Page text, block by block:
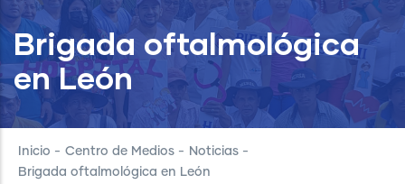
Brigada oftalmológica
en León
Inicio - Centro de Medios - Noticias -
Brigada oftalmológica en León